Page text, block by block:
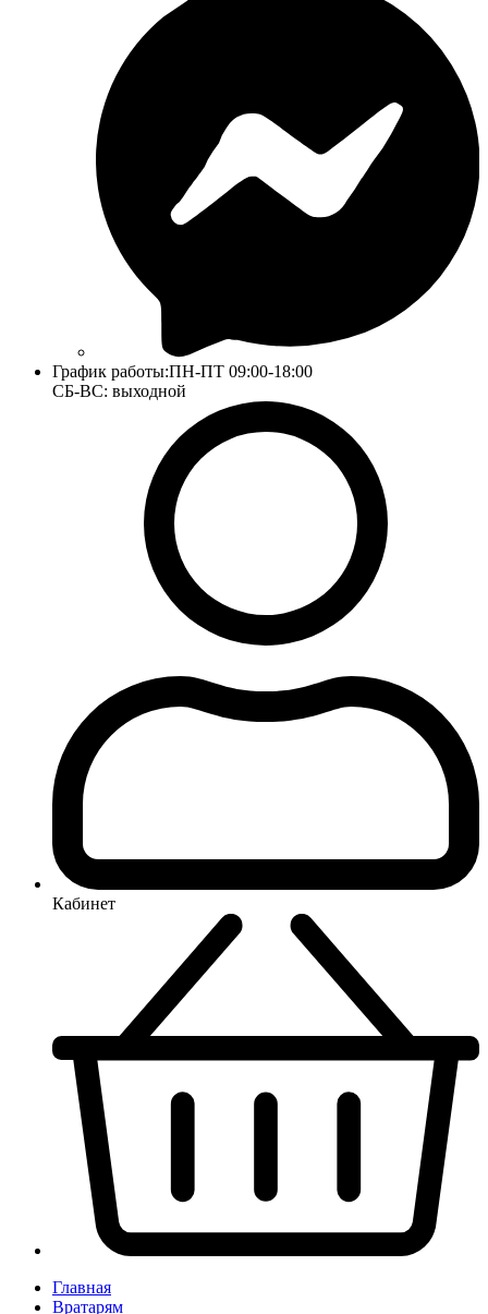
График работы:ПН-ПТ 09:00-18:00
СБ-ВС: выходной
Кабинет
Главная
Вратарям